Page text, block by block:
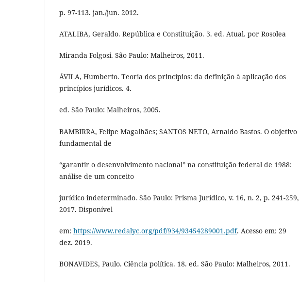
p. 97-113. jan./jun. 2012.
ATALIBA, Geraldo. República e Constituição. 3. ed. Atual. por Rosolea
Miranda Folgosi. São Paulo: Malheiros, 2011.
ÁVILA, Humberto. Teoria dos princípios: da definição à aplicação dos
princípios jurídicos. 4.
ed. São Paulo: Malheiros, 2005.
BAMBIRRA, Felipe Magalhães; SANTOS NETO, Arnaldo Bastos. O objetivo
fundamental de
“garantir o desenvolvimento nacional” na constituição federal de 1988:
análise de um conceito
jurídico indeterminado. São Paulo: Prisma Jurídico, v. 16, n. 2, p. 241-259,
2017. Disponível
em: https://www.redalyc.org/pdf/934/93454289001.pdf. Acesso em: 29
dez. 2019.
BONAVIDES, Paulo. Ciência política. 18. ed. São Paulo: Malheiros, 2011.